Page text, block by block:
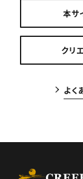
本サ
クリ
よく